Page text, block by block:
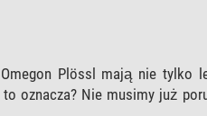
Plössl mają nie tylko
oznacza? Nie musimy już